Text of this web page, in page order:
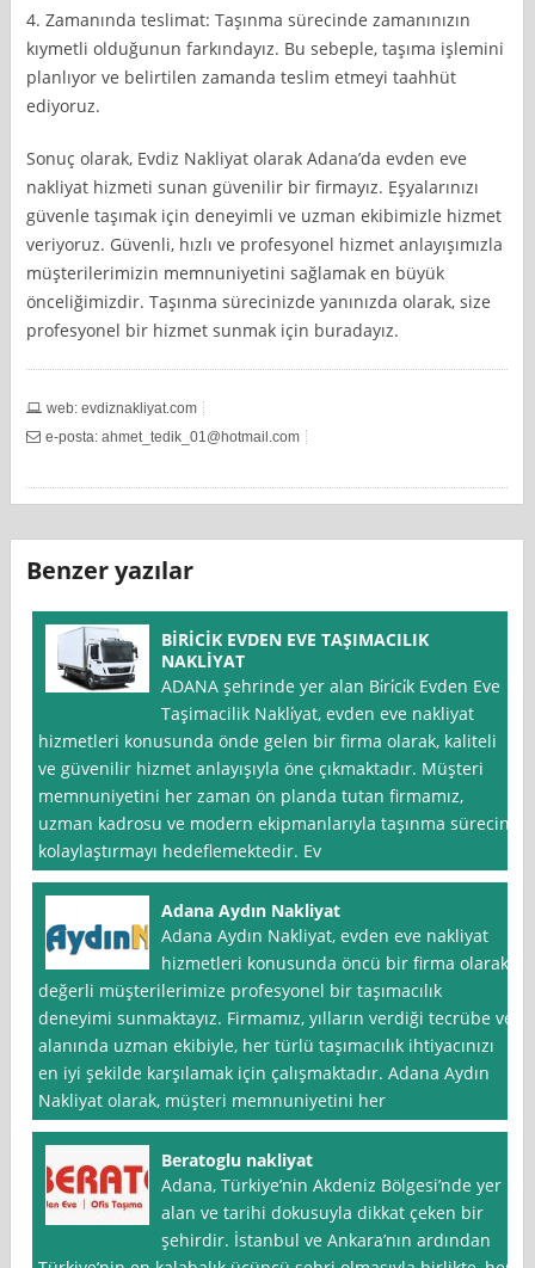
4. Zamanında teslimat: Taşınma sürecinde zamanınızın
kıymetli olduğunun farkındayız. Bu sebeple, taşıma işlemini
planlıyor ve belirtilen zamanda teslim etmeyi taahhüt
ediyoruz.
Sonuç olarak, Evdiz Nakliyat olarak Adana’da evden eve
nakliyat hizmeti sunan güvenilir bir firmayız. Eşyalarınızı
güvenle taşımak için deneyimli ve uzman ekibimizle hizmet
veriyoruz. Güvenli, hızlı ve profesyonel hizmet anlayışımızla
müşterilerimizin memnuniyetini sağlamak en büyük
önceliğimizdir. Taşınma sürecinizde yanınızda olarak, size
profesyonel bir hizmet sunmak için buradayız.
web: evdiznakliyat.com
e-posta:ahmet_tedik_01@hotmail.com
Benzer yazılar
BİRİCİK EVDEN EVE TAŞIMACILIK
NAKLİYAT
ADANA şehrinde yer alan Bi̇ri̇ci̇k Evden Eve
Taşimacilik Nakli̇yat, evden eve nakliyat
hizmetleri konusunda önde gelen bir firma olarak, kaliteli
ve güvenilir hizmet anlayışıyla öne çıkmaktadır. Müşteri
memnuniyetini her zaman ön planda tutan firmamız,
uzman kadrosu ve modern ekipmanlarıyla taşınma sürecini
kolaylaştırmayı hedeflemektedir. Ev
Adana Aydın Nakliyat
Adana Aydın Nakliyat, evden eve nakliyat
hizmetleri konusunda öncü bir firma olarak,
değerli müşterilerimize profesyonel bir taşımacılık
deneyimi sunmaktayız. Firmamız, yılların verdiği tecrübe ve
alanında uzman ekibiyle, her türlü taşımacılık ihtiyacınızı
en iyi şekilde karşılamak için çalışmaktadır. Adana Aydın
Nakliyat olarak, müşteri memnuniyetini her
Beratoglu nakliyat
Adana, Türkiye’nin Akdeniz Bölgesi’nde yer
alan ve tarihi dokusuyla dikkat çeken bir
şehirdir. İstanbul ve Ankara’nın ardından